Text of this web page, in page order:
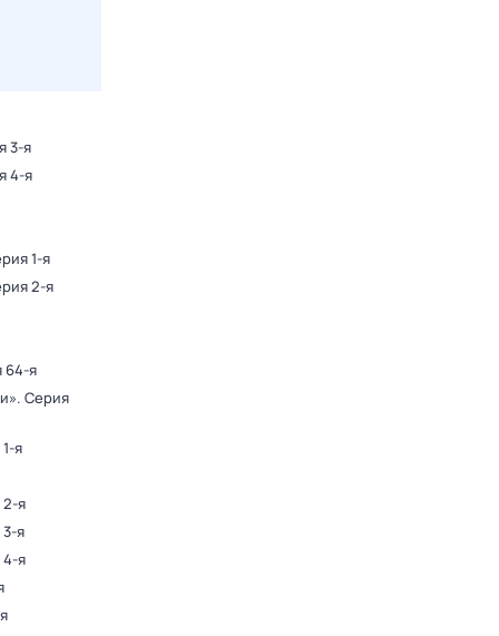
3-я
4-я
1-я
2-я
64-я
. Серия
я
я
я
я